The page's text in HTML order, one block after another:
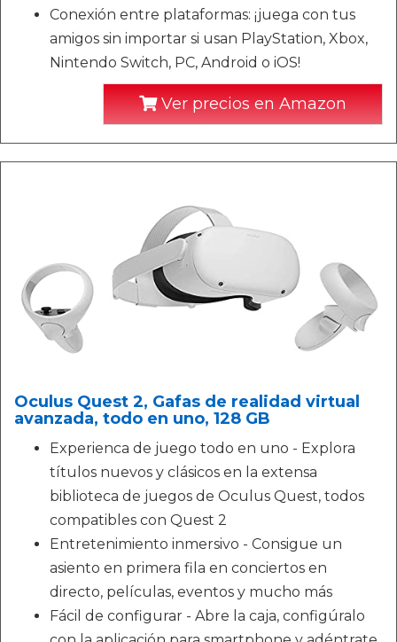
Conexión entre plataformas: ¡juega con tus
amigos sin importar si usan PlayStation, Xbox,
Nintendo Switch, PC, Android o iOS!
Ver precios en Amazon
Oculus Quest 2, Gafas de realidad virtual
avanzada, todo en uno, 128 GB
Experienca de juego todo en uno - Explora
títulos nuevos y clásicos en la extensa
biblioteca de juegos de Oculus Quest, todos
compatibles con Quest 2
Entretenimiento inmersivo - Consigue un
asiento en primera fila en conciertos en
directo, películas, eventos y mucho más
Fácil de configurar - Abre la caja, configúralo